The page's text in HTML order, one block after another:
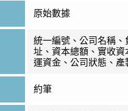
原始數據
統一編號、公司名稱、
址、資本總額、實收資
運資金、公司狀態、產
約筆